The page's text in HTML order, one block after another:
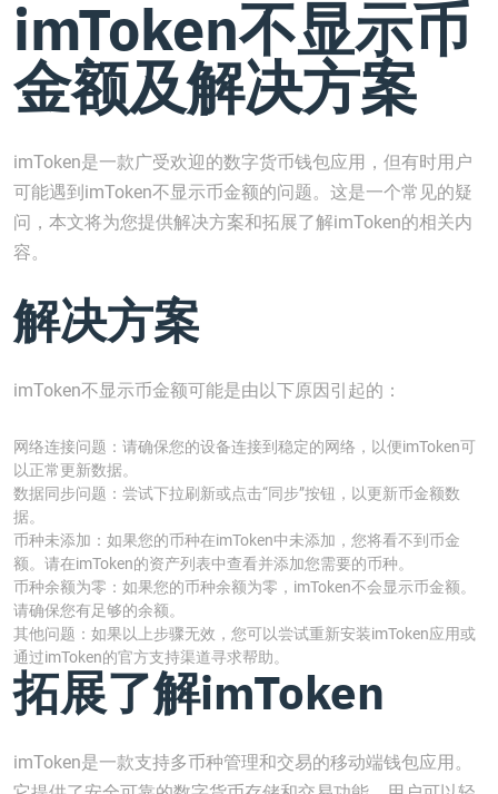
imToken不显示币
金额及解决方案
imToken是一款广受欢迎的数字货币钱包应用，但有时用户
可能遇到imToken不显示币金额的问题。这是一个常见的疑
问，本文将为您提供解决方案和拓展了解imToken的相关内
容。
解决方案
imToken不显示币金额可能是由以下原因引起的：
网络连接问题：请确保您的设备连接到稳定的网络，以便imToken可
以正常更新数据。
数据同步问题：尝试下拉刷新或点击“同步”按钮，以更新币金额数
据。
币种未添加：如果您的币种在imToken中未添加，您将看不到币金
额。请在imToken的资产列表中查看并添加您需要的币种。
币种余额为零：如果您的币种余额为零，imToken不会显示币金额。
请确保您有足够的余额。
其他问题：如果以上步骤无效，您可以尝试重新安装imToken应用或
通过imToken的官方支持渠道寻求帮助。
拓展了解imToken
imToken是一款支持多币种管理和交易的移动端钱包应用。